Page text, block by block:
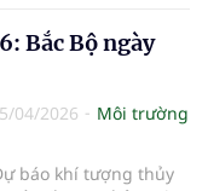
Bắc Bộ ngày
04/2026
Môi trường
báo khí tượng thủy